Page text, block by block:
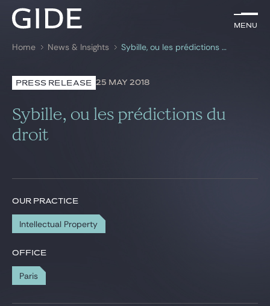
Menu
Search by keywords
Menu
Lawyers
Practices
News & Insights
Career
Gide Pro Bono and CSR
Home News & Insights Sybille, ou les prédictions du droit
PRESS RELEASE 25 MAY 2018
Sybille, ou les prédictions du
droit
OUR PRACTICE
Intellectual Property
OFFICE
Paris